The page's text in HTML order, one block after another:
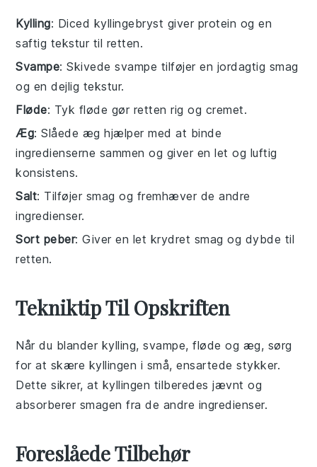
Kylling: Diced kyllingebryst giver protein og en
saftig tekstur til retten.
Svampe: Skivede svampe tilføjer en jordagtig smag
og en dejlig tekstur.
Fløde: Tyk fløde gør retten rig og cremet.
Æg: Slåede æg hjælper med at binde
ingredienserne sammen og giver en let og luftig
konsistens.
Salt: Tilføjer smag og fremhæver de andre
ingredienser.
Sort peber: Giver en let krydret smag og dybde til
retten.
Tekniktip Til Opskriften
Når du blander kylling,svampe,fløde og æg, sørg
for at skære kyllingen i små, ensartede stykker.
Dette sikrer, at kyllingen tilberedes jævnt og
absorberer smagen fra de andre ingredienser.
Foreslåede Tilbehør